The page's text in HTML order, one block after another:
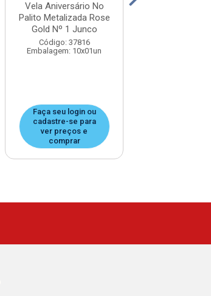
Vela Aniversário No
Palito Metalizada Rose
Gold Nº 1 Junco
Código: 37816
Embalagem: 10x01un
Faça seu login ou
cadastre-se para
ver preços e
comprar